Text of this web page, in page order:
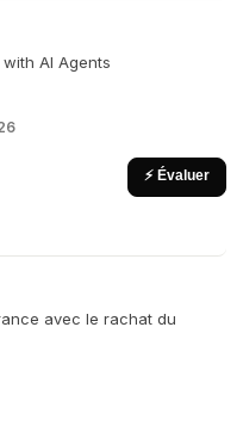
AI Agents
⚡ Évaluer
avec le rachat du